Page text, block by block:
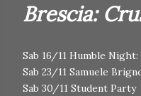
Brescia:
Sab 16/11 Humble
Sab 23/11 Samuele
Sab 30/11 Student Party